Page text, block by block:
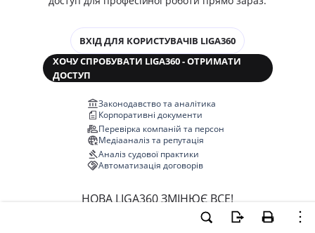
ВХІД ДЛЯ КОРИСТУВАЧІВ LIGA360
ХОЧУ СПРОБУВАТИ LIGA360 - ОТРИМАТИ
ДОСТУП
Законодавство та аналітика
Корпоративні документи
Перевірка компаній та персон
Медіааналіз та репутація
Аналіз судової практики
Автоматизація договорів
НОВА LIGA360 ЗМІНЮЄ ВСЕ!